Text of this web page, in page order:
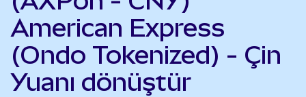
American Express
(Ondo Tokenized) - Çin
Yuanı dönüştür